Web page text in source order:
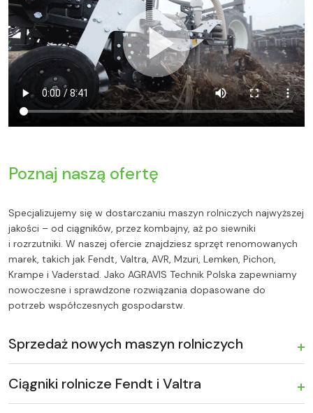
Poznaj naszą ofertę
Specjalizujemy się w dostarczaniu maszyn rolniczych najwyższej
jakości – od ciągników, przez kombajny, aż po siewniki
i rozrzutniki. W naszej ofercie znajdziesz sprzęt renomowanych
marek, takich jak Fendt, Valtra, AVR, Mzuri, Lemken, Pichon,
Krampe i Vaderstad. Jako AGRAVIS Technik Polska zapewniamy
nowoczesne i sprawdzone rozwiązania dopasowane do
potrzeb współczesnych gospodarstw.
Sprzedaż nowych maszyn rolniczych
Ciągniki rolnicze Fendt i Valtra